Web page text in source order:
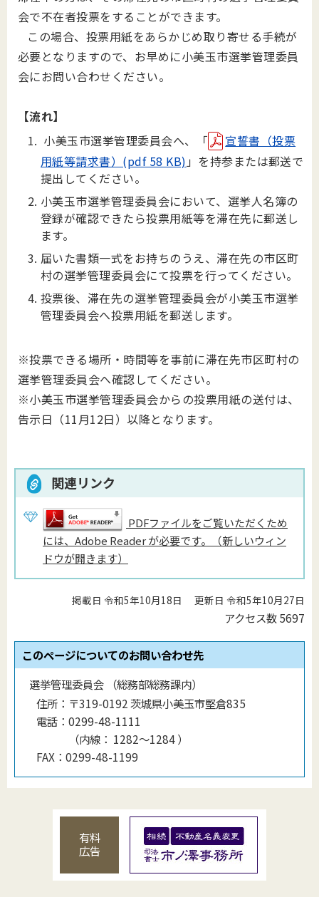
会で不在者投票をすることができます。
この場合、投票用紙をあらかじめ取り寄せる手続が
必要となりますので、お早めに小美玉市選挙管理委員
会にお問い合わせください。
【流れ】
小美玉市選挙管理委員会へ、「
宣誓書（投票
用紙等請求書）(pdf 58 KB) 」を持参または郵送で
提出してください。
小美玉市選挙管理委員会において、選挙人名簿の
登録が確認できたら投票用紙等を滞在先に郵送し
ます。
届いた書類一式をお持ちのうえ、滞在先の市区町
村の選挙管理委員会にて投票を行ってください。
投票後、滞在先の選挙管理委員会が小美玉市選挙
管理委員会へ投票用紙を郵送します。
※投票できる場所・時間等を事前に滞在先市区町村の
選挙管理委員会へ確認してください。
※小美玉市選挙管理委員会からの投票用紙の送付は、
告示日（11月12日）以降となります。
関連リンク
PDFファイルをご覧いただくため
には、Adobe Reader が必要です。（新しいウィン
ドウが開きます）
掲載日 令和5年10月18日 更新日 令和5年10月27日
アクセス数5697
このページについてのお問い合わせ先
選挙管理委員会 （総務部総務課内）
住所： 〒319-0192 茨城県小美玉市堅倉835
電話： 0299-48-1111
（内線 ： 1282～1284）
FAX： 0299-48-1199
有料
広告